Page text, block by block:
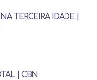
TERCEIRA IDADE |
| CBN